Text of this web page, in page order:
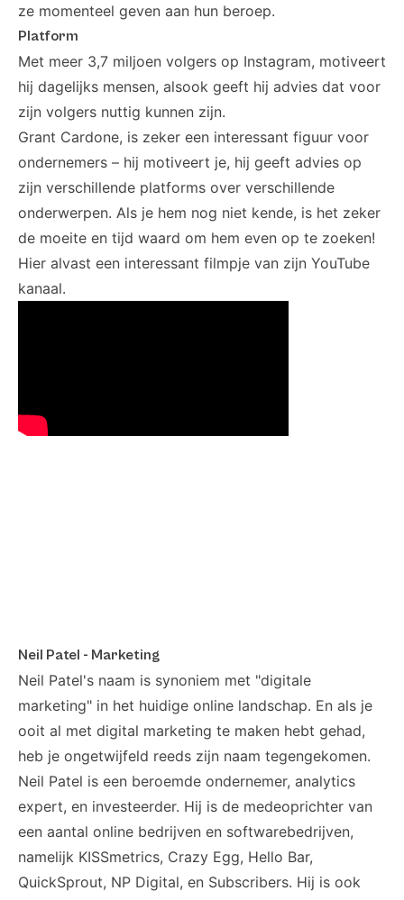
ze momenteel geven aan hun beroep.
Platform
Met meer 3,7 miljoen volgers op Instagram, motiveert
hij dagelijks mensen, alsook geeft hij advies dat voor
zijn volgers nuttig kunnen zijn.
Grant Cardone, is zeker een interessant figuur voor
ondernemers – hij motiveert je, hij geeft advies op
zijn verschillende platforms over verschillende
onderwerpen. Als je hem nog niet kende, is het zeker
de moeite en tijd waard om hem even op te zoeken!
Hier alvast een interessant filmpje van zijn YouTube
kanaal.
Neil Patel - Marketing
Neil Patel's naam is synoniem met "digitale
marketing" in het huidige online landschap. En als je
ooit al met digital marketing te maken hebt gehad,
heb je ongetwijfeld reeds zijn naam tegengekomen.
Neil Patel is een beroemde ondernemer, analytics
expert, en investeerder. Hij is de medeoprichter van
een aantal online bedrijven en softwarebedrijven,
namelijk KISSmetrics, Crazy Egg, Hello Bar,
QuickSprout, NP Digital, en Subscribers. Hij is ook